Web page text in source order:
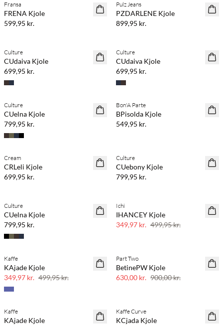
NYHED
Fransa
FRENA Kjole
599,95 kr.
NYHED
Pulz Jeans
PZDARLENE Kjole
899,95 kr.
NYHED
Culture
CUdaiva Kjole
699,95 kr.
NYHED
Culture
CUdaiva Kjole
699,95 kr.
NYHED
Køb min. 2 & spar 20%
Culture
CUelna Kjole
799,95 kr.
NYHED
Køb min. 2 & spar 20%
Bon'A Parte
BPisolda Kjole
549,95 kr.
NYHED
Køb min. 2 & spar 20%
Cream
CRLeli Kjole
699,95 kr.
NYHED
Culture
CUebony Kjole
799,95 kr.
NYHED
Culture
CUelna Kjole
799,95 kr.
SAVE20
Ichi
IHANCEY Kjole
349,97 kr. 499,95 kr.
SAVE20
30% rabat
Kaffe
KAjade Kjole
349,97 kr. 499,95 kr.
SAVE20
Part Two
BetinePW Kjole
630,00 kr. 900,00 kr.
SAVE20
Kaffe
KAjade Kjole
SAVE20
Kaffe Curve
KCjada Kjole